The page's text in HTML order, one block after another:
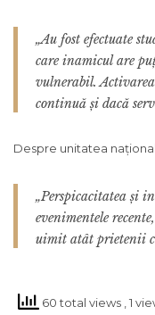
„Au fost efectuate
care inamicul are
vulnerabil.
continuă și dacă
Despre unitatea
„Perspicacitatea și
evenimentele
uimit atât prietenii
60 total views , 1